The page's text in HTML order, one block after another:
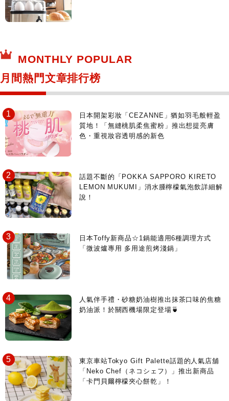
MONTHLY POPULAR
月間熱門文章排行榜
日本開架彩妝「CEZANNE」猶如羽毛般輕盈
質地！「無縫桃肌柔焦蜜粉」推出想提亮膚
色・重視妝容透明感的新色
話題不斷的「POKKA SAPPORO KIRETO
LEMON MUKUMI」消水腫檸檬氣泡飲詳細解
說！
日本Toffy新商品☆1鍋能適用6種調理方式
「微波爐專用 多用途煎烤淺鍋」
人氣伴手禮・砂糖奶油樹推出抹茶口味的焦糖
奶油派！於關西機場限定登場🍵
東京車站Tokyo Gift Palette話題的人氣店舖
「Neko Chef（ネコシェフ）」推出新商品
「卡門貝爾檸檬夾心餅乾」！